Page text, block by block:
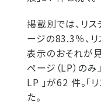
掲載別では、リ
ージの83.3％、
表示のおそれが見
ページ（LP）のみ
LP 」が62 件。「
た。